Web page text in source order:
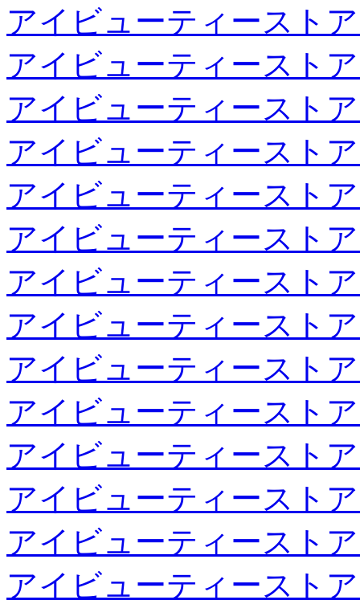
アイビューティースト
アイビューティースト
アイビューティースト
アイビューティースト
アイビューティースト
アイビューティースト
アイビューティースト
アイビューティースト
アイビューティースト
アイビューティースト
アイビューティースト
アイビューティースト
アイビューティースト
アイビューティースト